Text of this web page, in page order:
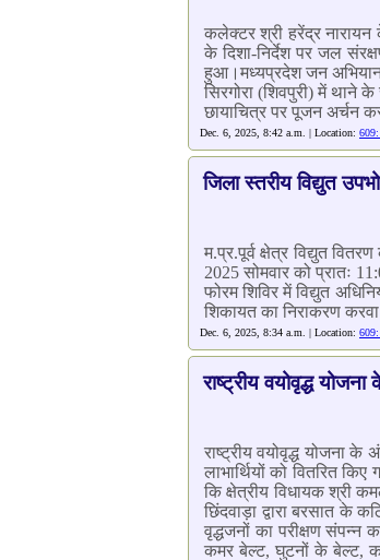
कलेक्टर श्री हरेंद्र नारायन
के दिशा-निर्देश पर जल
हुआ।मध्यप्रदेश जन
सिरगोरा (शिवपुरी) में थाने
छायाचित्र पर पूजन अर्चन
Dec. 6, 2025, 8:42 a.m. | Location:
जिला स्तरीय विद्युत
म.प्र.पूर्व क्षेत्र विद्युत
2025 सोमवार को प्रातः
फोरम शिविर में विद्युत
शिकायत का निराकरण
Dec. 6, 2025, 8:34 a.m. | Location:
राष्ट्रीय वयोवृद्ध
राष्ट्रीय वयोवृद्ध योजना
लाभार्थियों को वितरित
कि क्षेत्रीय विधायक श्री
छिंदवाड़ा द्वारा बरसात के
वृद्धजनों का परीक्षण संपन्न
कमर बेल्ट, घुटनों के बेल्ट,